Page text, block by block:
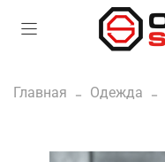
Главная Одежда